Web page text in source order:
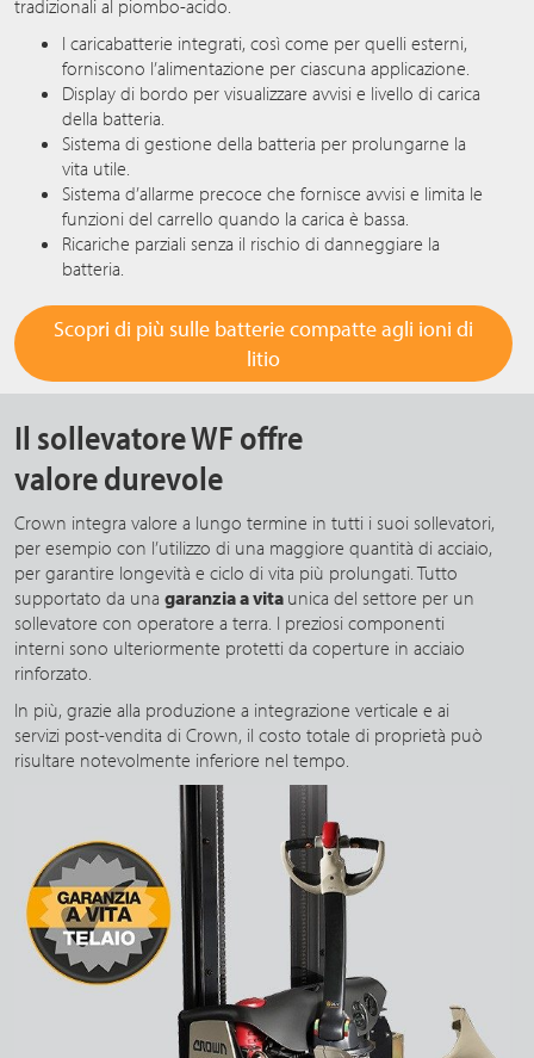
tradizionali al piombo-acido.
I caricabatterie integrati, così come per quelli esterni,
forniscono l’alimentazione per ciascuna applicazione.
Display di bordo per visualizzare avvisi e livello di carica
della batteria.
Sistema di gestione della batteria per prolungarne la
vita utile.
Sistema d’allarme precoce che fornisce avvisi e limita le
funzioni del carrello quando la carica è bassa.
Ricariche parziali senza il rischio di danneggiare la
batteria.
Scopri di più sulle batterie compatte agli ioni di
litio
Il sollevatore WF offre
valore durevole
Crown integra valore a lungo termine in tutti i suoi sollevatori,
per esempio con l’utilizzo di una maggiore quantità di acciaio,
per garantire longevità e ciclo di vita più prolungati. Tutto
supportato da una garanzia a vita unica del settore per un
sollevatore con operatore a terra. I preziosi componenti
interni sono ulteriormente protetti da coperture in acciaio
rinforzato.
In più, grazie alla produzione a integrazione verticale e ai
servizi post-vendita di Crown, il costo totale di proprietà può
risultare notevolmente inferiore nel tempo.